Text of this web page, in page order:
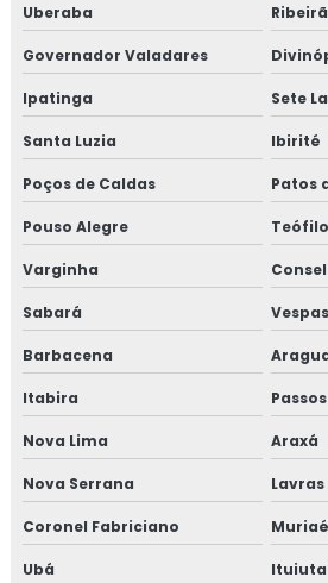
Isolamento térmico interno
Isolamento térmico offshore
Isolamento térmico offshore
Isolamento térmico para container
Isolamento térmico para funilaria
Isolamento térmico para galpão
Isolamento térmico para galpão de
Isolamento térmico para galpão
Isolamento térmico para indústria
Isolamento térmico para navios
Isolamento térmico para onshore
Uberaba
Governador Valadares
Ipatinga Sete
Santa Luzia Ibirité
Poços de Caldas Patos
Pouso Alegre
Varginha
Sabará
Barbacena
Itabira Passos
Nova Lima Araxá
Nova Serrana Lavras
Coronel Fabriciano Muriaé
Ubá